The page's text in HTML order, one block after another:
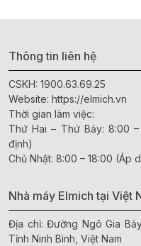
Thông tin liên hệ
CSKH: 1900.63.69.25
Website: https://elmich.vn
Thời gian làm việc:
Thứ Hai – Thứ Bảy: 8:00
định)
Chủ Nhật: 8:00 – 18:00 (Áp
Nhà máy Elmich tại Việt
Địa chỉ: Đường Ngô Gia
Tỉnh Ninh Bình, Việt Nam